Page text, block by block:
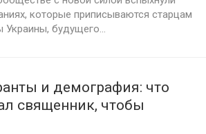
которые приписываются старцам
Украины, будущего...
и демография: что
священник, чтобы